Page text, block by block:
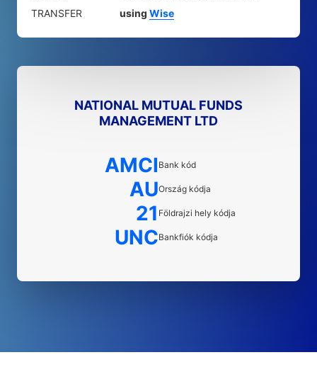
TRANSFER
using Wise
NATIONAL MUTUAL FUNDS
MANAGEMENT LTD
AMCI Bank kód
AUOrszág kódja
21 Földrajzi hely kódja
UNCBankfiók kódja